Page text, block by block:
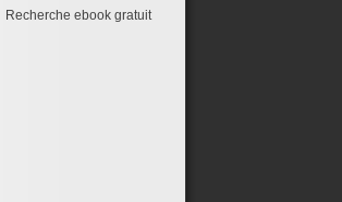
Recherche ebook gratuit